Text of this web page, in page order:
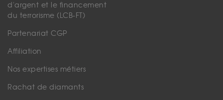
d'argent et le financement
du terrorisme (LCB-FT)
Partenariat CGP
Affiliation
Nos expertises métiers
Rachat de diamants